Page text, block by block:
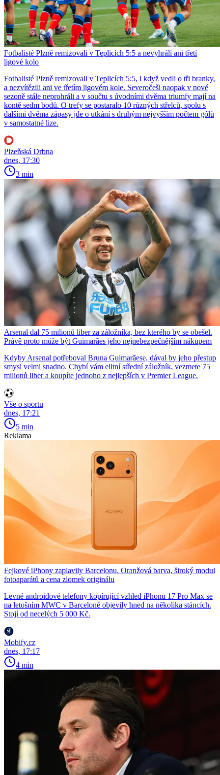
Fotbalisté Plzně remizovali v Teplicích 5:5 a nevyhráli ani třetí
ligové kolo
Fotbalisté Plzně remizovali v Teplicích 5:5, i když vedli o tři branky,
a nezvítězili ani ve třetím ligovém kole. Severočeši naopak v nové
sezoně stále neprohráli a v součtu s úvodními dvěma triumfy mají na
kontě sedm bodů. O trefy se postaralo 10 různých střelců, spolu s
dalšími dvěma zápasy jde o utkání s druhým nejvyšším počtem gólů
v samostatné lize.
Plzeňská Drbna
dnes, 17:30
3 min
Arsenal dal 75 milionů liber za záložníka, bez kterého by se obešel.
Právě proto může být Guimarães jeho nejnebezpečnějším nákupem
Kdyby Arsenal potřeboval Bruna Guimarãese, dával by jeho přestup
smysl velmi snadno. Chybí vám elitní střední záložník, vezmete 75
milionů liber a koupíte jednoho z nejlepších v Premier League.
Vše o sportu
dnes, 17:21
5 min
Reklama
Fejkové iPhony zaplavily Barcelonu. Oranžová barva, široký modul
fotoaparátů a cena zlomek originálu
Levné androidové telefony kopírující vzhled iPhonu 17 Pro Max se
na letošním MWC v Barceloně objevily hned na několika stáncích.
Stojí od necelých 5 000 Kč.
Mobify.cz
dnes, 17:17
4 min